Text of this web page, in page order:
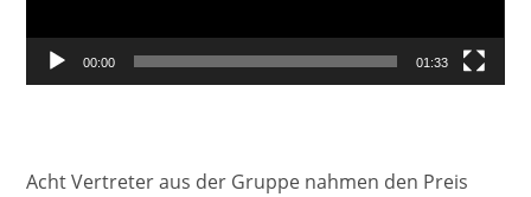
00:00 01:33
Acht Vertreter aus der Gruppe nahmen den Preis